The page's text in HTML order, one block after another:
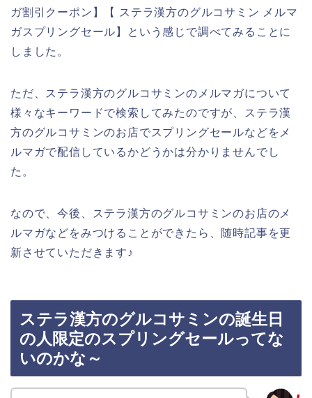
ガ割引クーポン】【 ステラ漢方のグルコサミン メルマ
ガスプリングセール】という感じで調べてみることに
しました。
ただ、ステラ漢方のグルコサミンのメルマガについて
様々なキーワードで検索してみたのですが、ステラ漢
方のグルコサミンのお店でスプリングセールなどをメ
ルマガで配信しているかどうかは分かりませんでし
た。
なので、今後、ステラ漢方のグルコサミンのお店のメ
ルマガなどをみつけることができたら、随時記事を更
新させていただきます♪
ステラ漢方のグルコサミンの誕生日
の人限定のスプリングセールってな
いのかな～